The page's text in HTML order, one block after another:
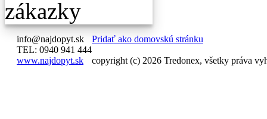
info@najdopyt.sk
TEL: 0940 941 444
www.najdopyt.sk
Pridať ako domovskú stránku
copyright (c) 2026 Tredonex, všetky práva